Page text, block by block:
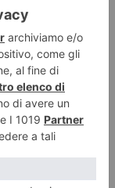
Digitale
da AgID che,
forniscono le
degli utenti.
l’ambito
lo svolgimento di